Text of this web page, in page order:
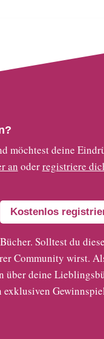
möchtest deine
an oderregistriere
Kostenlos
Solltest du
Community wirst.
über deine